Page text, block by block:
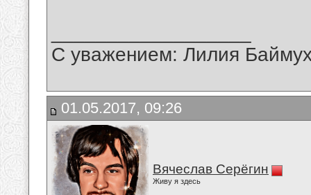
С уважением: Лилия
01.05.2017, 09:26
Вячеслав Серёгин
Живу я здесь